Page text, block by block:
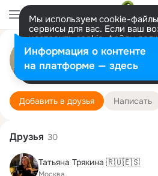
Мы используем cookie-
сервисы для вас. Если ваш
настроить cookie-файлы
представитель. Больше
Разрешить все Настроить
Андрей G
Moskow 17 декабря
Добавить в друзья Написать
Друзья 30
Татьяна Трякина 🇷🇺🇪🇸
Москва
Информация о контенте
на платформе — здесь